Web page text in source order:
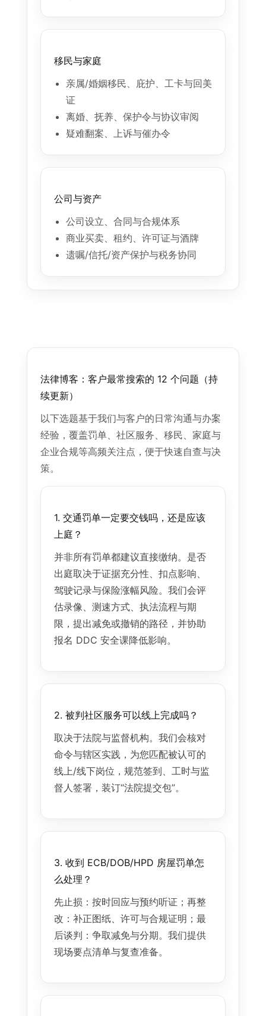
移民与家庭
亲属/婚姻移民、庇护、工卡与回美
证
离婚、抚养、保护令与协议审阅
疑难翻案、上诉与催办令
公司与资产
公司设立、合同与合规体系
商业买卖、租约、许可证与酒牌
遗嘱/信托/资产保护与税务协同
法律博客：客户最常搜索的 12 个问题（持
续更新）
以下选题基于我们与客户的日常沟通与办案
经验，覆盖罚单、社区服务、移民、家庭与
企业合规等高频关注点，便于快速自查与决
策。
1. 交通罚单一定要交钱吗，还是应该
上庭？
并非所有罚单都建议直接缴纳。是否
出庭取决于证据充分性、扣点影响、
驾驶记录与保险涨幅风险。我们会评
估录像、测速方式、执法流程与期
限，提出减免或撤销的路径，并协助
报名 DDC 安全课降低影响。
2. 被判社区服务可以线上完成吗？
取决于法院与监督机构。我们会核对
命令与辖区实践，为您匹配被认可的
线上/线下岗位，规范签到、工时与监
督人签署，装订“法院提交包”。
3. 收到 ECB/DOB/HPD 房屋罚单怎
么处理？
先止损：按时回应与预约听证；再整
改：补正图纸、许可与合规证明；最
后谈判：争取减免与分期。我们提供
现场要点清单与复查准备。